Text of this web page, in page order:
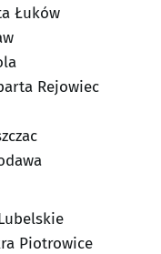
Łuków
Rejowiec
Piotrowice